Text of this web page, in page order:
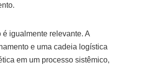
igualmente relevante. A
e uma cadeia logística
em um processo sistêmico,